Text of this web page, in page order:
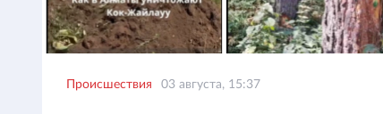
Происшествия 03 августа, 15:37